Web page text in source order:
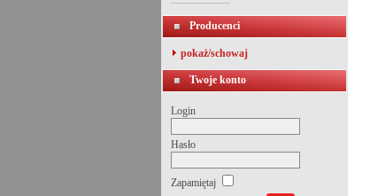
Producenci
pokaż/schowaj
Twoje konto
Login
Hasło
Zapamiętaj